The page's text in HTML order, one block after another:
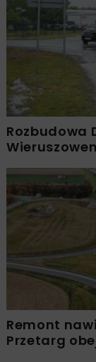
Rozbudowa
Remont
Przetarg